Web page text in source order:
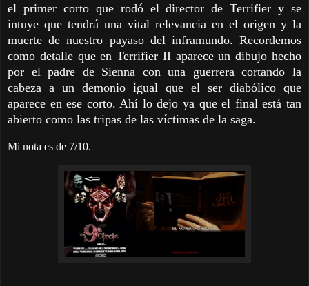
el primer corto que rodó el director de Terrifier y se
intuye que tendrá una vital relevancia en el origen y la
muerte de nuestro payaso del inframundo. Recordemos
como detalle que en Terrifier II aparece un dibujo hecho
por el padre de Sienna con una guerrera cortando la
cabeza a un demonio igual que el ser diabólico que
aparece en ese corto. Ahí lo dejo ya que el final está tan
abierto como las tripas de las víctimas de la saga.
Mi nota es de 7/10.